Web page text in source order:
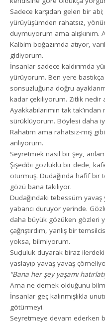
Sadece karşıdan gelen bir
yürüyüşümden rahatsız,
duymuyorum ama alışkınım.
Kalbim boğazımda atıyor,
gidiyorum.
İnsanlar sadece kaldırımda
yürüyorum. Ben yere bastıkça
sonsuzluğuna doğru
kadar çekiliyorum. Zıtlık nedir
Ayakkabılarımın tak
sürüklüyorum. Böylesi daha
Rahatım ama rahatsız-mış
anlıyorum.
Seyretmek nasıl bir şey,
Şişedibi gözlüklü bir dede,
oturmuş. Dudağında hafif bir
gözü bana takılıyor.
Dudağındaki tebessüm
yabancı duruyor yerinde.
daha büyük gözüken gözleri
çağrıştırdım, yanlış bir
yoksa, bilmiyorum.
Suçluluk duyarak biraz ilerdeki
yaslayıp yavaş yavaş
“Bana her şey yaşamı
Ama ne demek olduğunu
İnsanlar geç kalınmışlıkla
götürmeyi.
Seyretmeye devam ederken